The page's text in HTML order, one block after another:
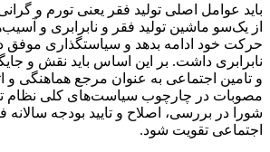
باید عوامل اصلی تولید فقر یعنی تورم و
از یک‌سو ماشین تولید فقر و نابرابری و
حرکت خود ادامه بدهد و سیاستگذاری موفق
نابرابری داشت. بر این اساس باید نقش و
و تامین ‌اجتماعی به عنوان مرجع هماهنگی و
مصوبات در چارچوب سیاست‌های کلی نظام
شورا در بررسی، اصلاح و تایید بودجه
‌اجتماعی تقویت شود.